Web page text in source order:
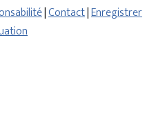
|Contact|Enregistrer